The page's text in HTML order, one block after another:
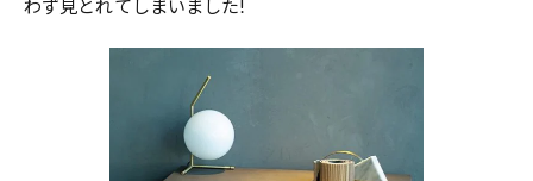
わず見とれてしまいました!